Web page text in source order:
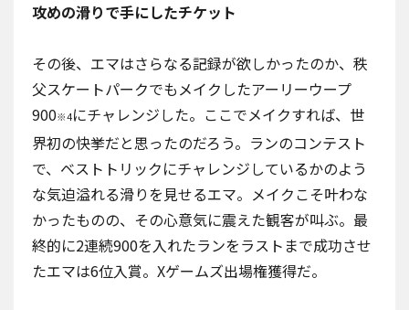
攻めの滑りで手にしたチケット
その後、エマはさらなる記録が欲しかったのか、 秩
父スケートパークでもメイクしたアーリーウープ
900※4にチャレンジした。ここでメイクすれば、世
界初の快挙だと思ったのだろう。ランのコンテスト
で、ベストトリックにチャレンジしているかのよう
な気迫溢れる滑りを見せるエマ。メイクこそ叶わな
かったものの、その心意気に震えた観客が叫ぶ。最
終的に2連続900を入れたランをラストまで成功させ
たエマは6位入賞。Xゲームズ出場権獲得だ。